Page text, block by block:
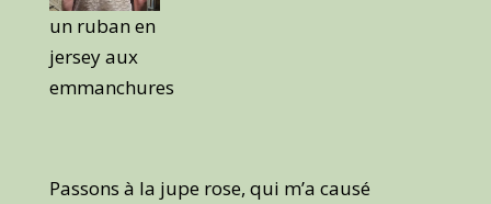
un ruban en
jersey aux
emmanchures
Passons à la jupe rose, qui m’a causé